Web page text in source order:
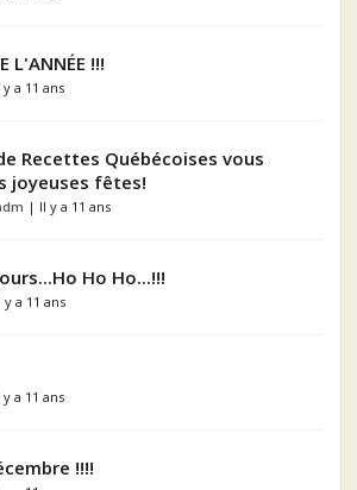
L'ANNÉE !!!
a 11 ans
Recettes Québécoises vous
joyeuses fêtes!
| Il y a 11 ans
Ho Ho...!!!
y a 11 ans
a 11 ans
!!!!